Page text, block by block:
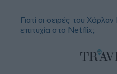
Γιατί οι σειρές του
επιτυχία στο Netflix;